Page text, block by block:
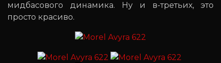
мидбасового динамика. Ну и в-третьих, это
просто красиво.